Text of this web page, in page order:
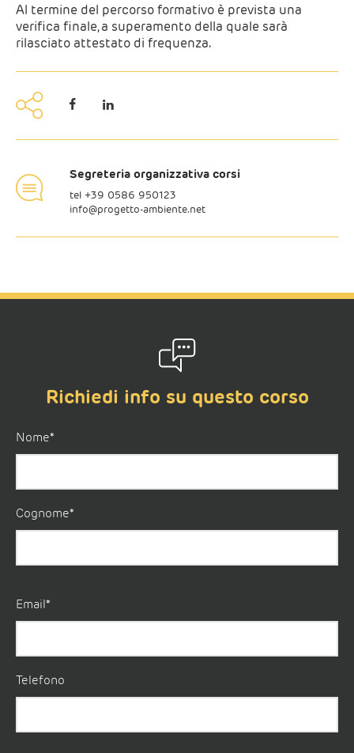
Al termine del percorso formativo è prevista una
verifica finale, a superamento della quale sarà
rilasciato attestato di frequenza.
Segreteria organizzativa corsi
tel +39 0586 950123
info@progetto-ambiente.net
Richiedi info su questo corso
Nome*
Cognome*
Email*
Telefono